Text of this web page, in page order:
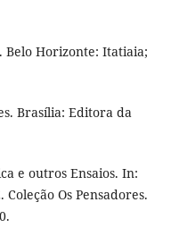
Belo Horizonte: Itatiaia;
Brasília: Editora da
e outros Ensaios. In:
Coleção Os Pensadores.